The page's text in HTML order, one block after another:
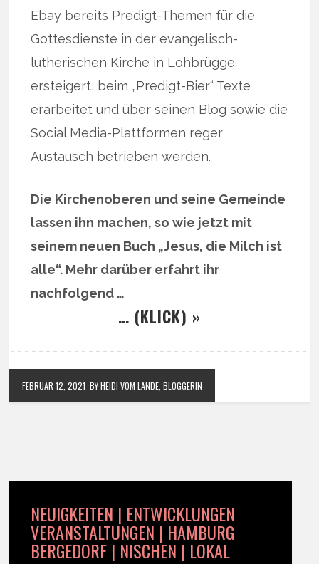
Ebay bereits Predigt-Themen für die
Gottesdienste in der evangelisch-
lutherischen Kirche in Lohbrügge
ersteigert, beim „Predigt-Bier“ Texte
erarbeitet und über seinen Blog sowie die
Social Media-Plattformen reger
Austausch betrieben werden.
Die Kirchenoberen und seine Gemeinde
lassen ihn machen, so wie jetzt mit
seinem neuen Buch „Jesus, die Milch ist
alle“. Mehr darüber erfahrt ihr
nachfolgend …
… (KLICK) »
FEBRUAR 12, 2021 BY HEIDI VOM LANDE, BLOGGERIN
NEUIGKEITEN | ENTWICKLUNGEN
VERANSTALTUNGEN | HAMBURG
BERGEDORF | NISCHEN | LOKAL